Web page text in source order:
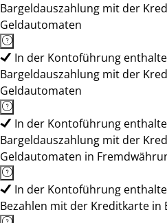
Bargeldauszahlung mit der
Geldautomaten
In der Kontoführung
Bargeldauszahlung mit der
Geldautomaten
In der Kontoführung
Bargeldauszahlung mit der
Geldautomaten in
In der Kontoführung
Bezahlen mit der Kreditkarte in